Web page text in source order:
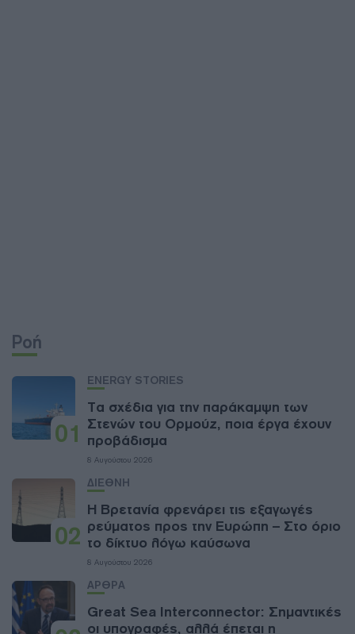
Ροή
01
ENERGY STORIES
Τα σχέδια για την παράκαμψη των
Στενών του Ορμούζ, ποια έργα έχουν
προβάδισμα
8 Αυγούστου 2026
02
ΔΙΕΘΝΗ
Η Βρετανία φρενάρει τις εξαγωγές
ρεύματος προς την Ευρώπη – Στο όριο
το δίκτυο λόγω καύσωνα
8 Αυγούστου 2026
ΑΡΘΡΑ
Great Sea Interconnector: Σημαντικές
οι υπογραφές, αλλά έπεται η